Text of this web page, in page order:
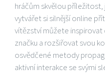
hráčům skvělou příležitost,
vytvářet si silnější online
vítězství můžete
značku a rozšiřovat svou
osvědčené metody
aktivní interakce se svými